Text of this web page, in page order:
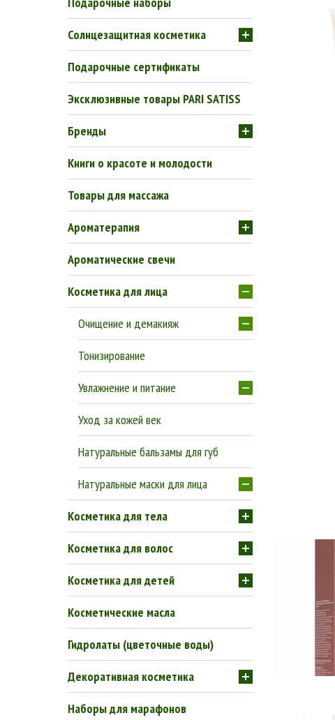
Солнцезащитная косметика
Подарочные сертификаты
Эксклюзивные товары PARI SATISS
Бренды
Книги о красоте и молодости
Товары для массажа
Ароматерапия
Ароматические свечи
Косметика для лица
Очищение и демакияж
Тонизирование
Увлажнение и питание
Уход за кожей век
Натуральные бальзамы для губ
Натуральные маски для лица
Косметика для тела
Косметика для волос
Косметика для детей
Косметические масла
Гидролаты (цветочные воды)
Декоративная косметика
Наборы для марафонов